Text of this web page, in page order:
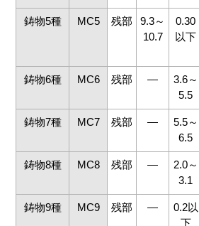
鋳物5種 MC5 残部
9.3～
10.7
0.30
以下
鋳物6種 MC6 残部 ―
3.6～
5.5
鋳物7種 MC7 残部 ―
5.5～
6.5
鋳物8種 MC8 残部 ―
2.0～
3.1
鋳物9種 MC9 残部 ―
0.2以
下